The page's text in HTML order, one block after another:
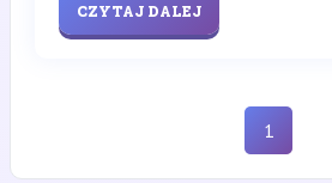
CZYTAJ DALEJ
1